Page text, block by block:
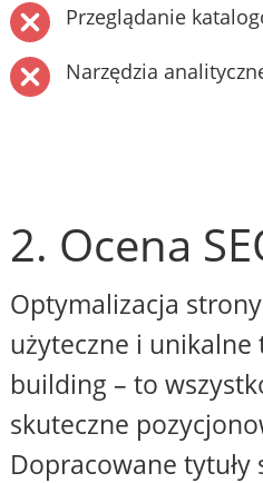
Przeglądanie
Narzędzia
2. Ocena
Optymalizacja
użyteczne i unikalne
building – to
skuteczne
Dopracowane